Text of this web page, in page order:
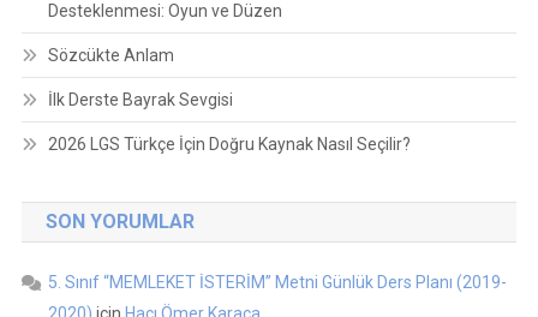
Desteklenmesi: Oyun ve Düzen
Sözcükte Anlam
İlk Derste Bayrak Sevgisi
2026 LGS Türkçe İçin Doğru Kaynak Nasıl Seçilir?
SON YORUMLAR
5. Sınıf “MEMLEKET İSTERİM” Metni Günlük Ders Planı (2019-